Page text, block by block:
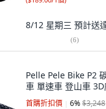
8/12 星期三 預計送
(6)
Pelle Pele Bike P2
車 單速車 登山車
首購折扣價 6%$3,248